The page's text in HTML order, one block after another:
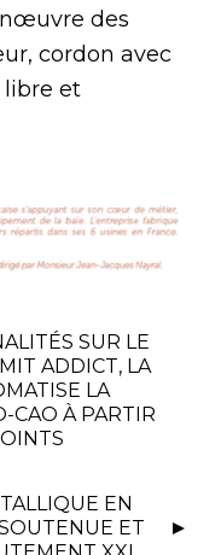
des
cordon avec
libre et
SUR LE
ADDICT, LA
LA
CAO À PARTIR
EN
ET